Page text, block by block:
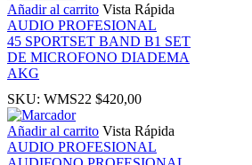
Panel
Añadir al carrito Vista Rápida
AUDIO PROFESIONAL
45 SPORTSET BAND B1 SET
DE MICROFONO DIADEMA
AKG
SKU: WMS22 $420,00
Añadir al carrito Vista Rápida
AUDIO PROFESIONAL